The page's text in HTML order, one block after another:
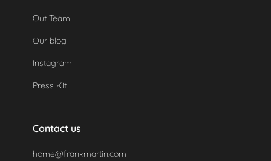
Out Team
Our blog
Instagram
Press Kit
Contact us
home@frankmartin.com